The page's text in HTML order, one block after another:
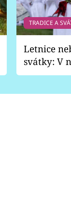
TRADICE A
Letnice
svátky: V
pondělí